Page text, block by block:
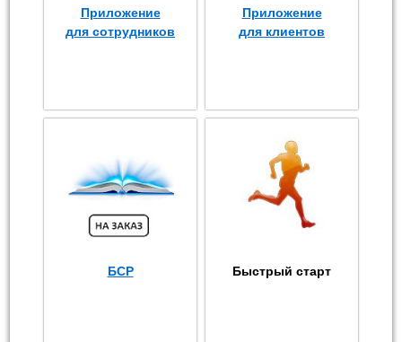
Приложение
для сотрудников
Приложение
для клиентов
БСР Быстрый старт